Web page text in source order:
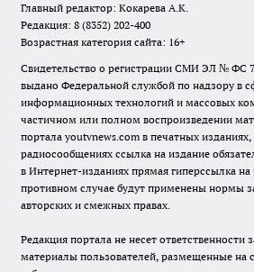
Главный редактор: Кокарева А.К.
Редакция: 8 (8352) 202-400
Возрастная категория сайта: 16+
Свидетельство о регистрации СМИ ЭЛ № ФС 77
выдано Федеральной службой по надзору в
информационных технологий и массовых
частичном или полном воспроизведении
портала youtvnews.com в печатных изданиях,
радиосообщениях ссылка на издание
в Интернет-изданиях прямая гиперссылка на
противном случае будут применены нормы
авторских и смежных правах.
Редакция портала не несет ответственности
материалы пользователей, размещенные на